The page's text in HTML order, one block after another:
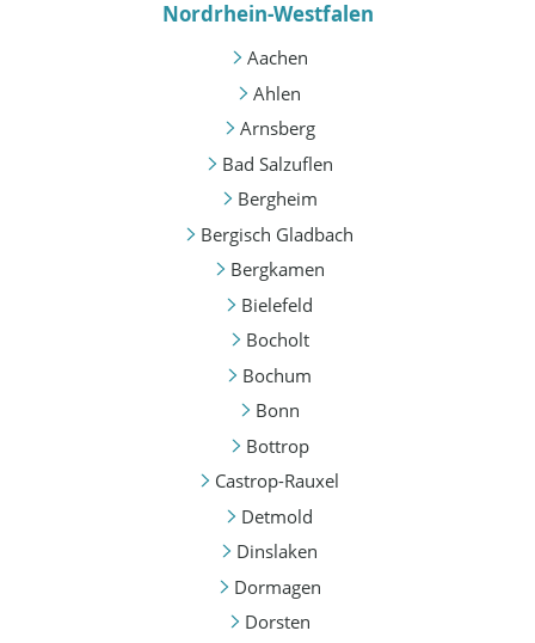
Nordrhein-Westfalen
Aachen
Ahlen
Arnsberg
Bad Salzuflen
Bergheim
Bergisch Gladbach
Bergkamen
Bielefeld
Bocholt
Bochum
Bonn
Bottrop
Castrop-Rauxel
Detmold
Dinslaken
Dormagen
Dorsten